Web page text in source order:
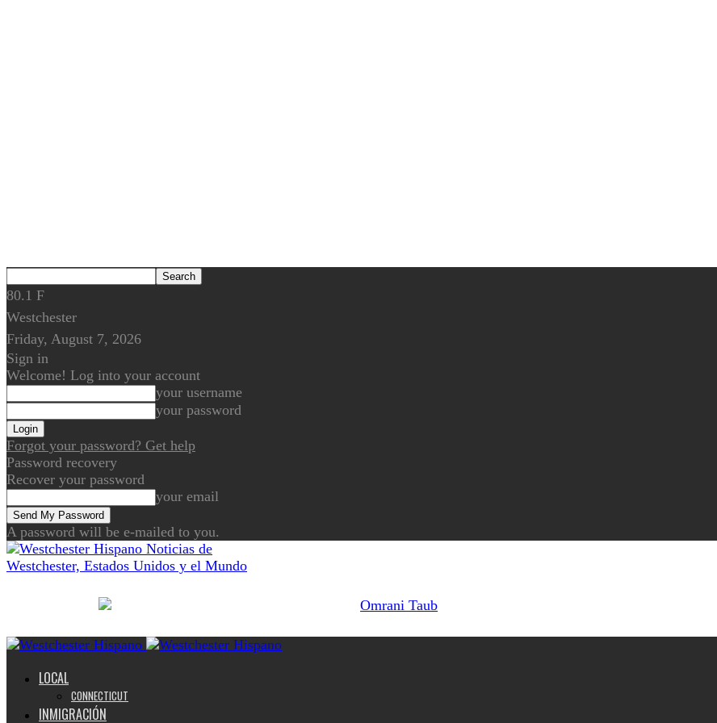
80.1 F
Westchester
Friday, August 7, 2026
Sign in
Welcome! Log into your account
your username
your password
Forgot your password? Get help
Password recovery
Recover your password
your email
A password will be e-mailed to you.
Noticias de
Westchester, Estados Unidos y el Mundo
LOCAL
CONNECTICUT
INMIGRACIÓN